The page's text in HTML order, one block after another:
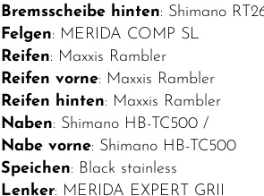
Bremsscheibe hinten: Shimano
Felgen: MERIDA COMP SL
Reifen: Maxxis Rambler
Reifen vorne: Maxxis Rambler
Reifen hinten: Maxxis Rambler
Naben: Shimano HB-TC500 /
Nabe vorne: Shimano HB-TC500
Speichen: Black stainless
Lenker: MERIDA EXPERT GRII